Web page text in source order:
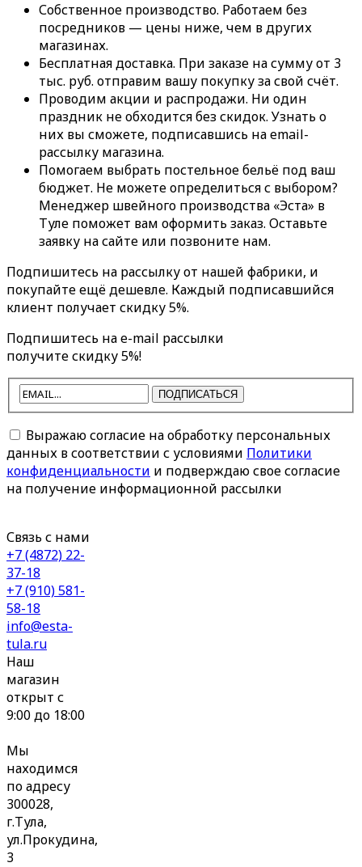
Собственное производство. Работаем без
посредников — цены ниже, чем в других
магазинах.
Бесплатная доставка. При заказе на сумму от 3
тыс. руб. отправим вашу покупку за свой счёт.
Проводим акции и распродажи. Ни один
праздник не обходится без скидок. Узнать о
них вы сможете, подписавшись на email-
рассылку магазина.
Помогаем выбрать постельное бельё под ваш
бюджет. Не можете определиться с выбором?
Менеджер швейного производства «Эста» в
Туле поможет вам оформить заказ. Оставьте
заявку на сайте или позвоните нам.
Подпишитесь на рассылку от нашей фабрики, и
покупайте ещё дешевле. Каждый подписавшийся
клиент получает скидку 5%.
Подпишитесь на e-mail рассылки
получите скидку 5%!
ПОДПИСАТЬСЯ
Выражаю согласие на обработку персональных
данных в соответствии с условиями Политики
конфиденциальности и подверждаю свое согласие
на получение информационной рассылки
Связь с нами
+7 (4872) 22-
37-18
+7 (910) 581-
58-18
info@esta-
tula.ru
Наш
магазин
открыт с
9:00 до 18:00
Мы
находимся
по адресу
300028,
г.Тула,
ул.Прокудина,
3